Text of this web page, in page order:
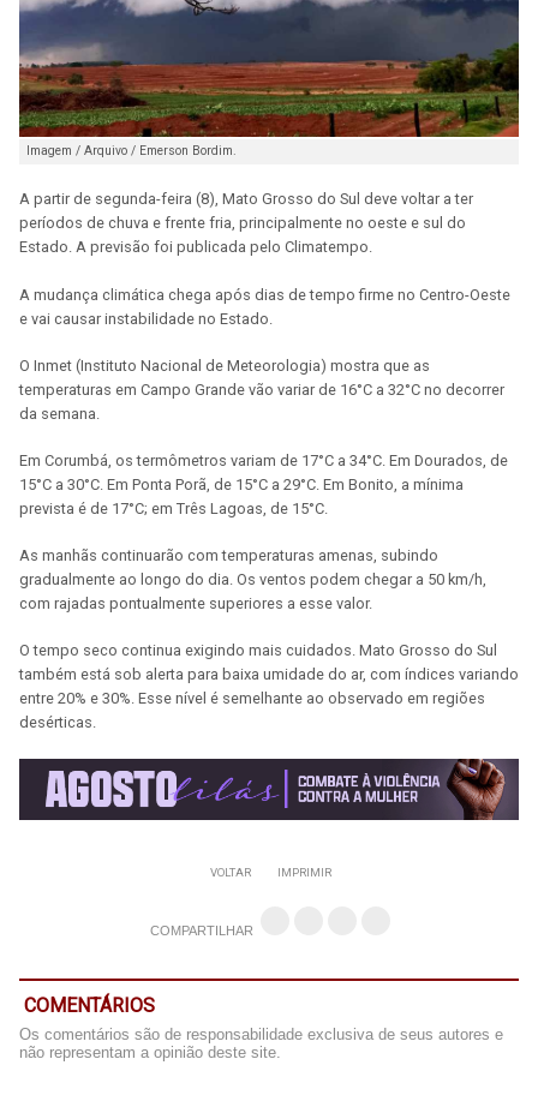
Imagem / Arquivo / Emerson Bordim.
A partir de segunda-feira (8), Mato Grosso do Sul deve voltar a ter
períodos de chuva e frente fria, principalmente no oeste e sul do
Estado. A previsão foi publicada pelo Climatempo.
A mudança climática chega após dias de tempo firme no Centro-Oeste
e vai causar instabilidade no Estado.
O Inmet (Instituto Nacional de Meteorologia) mostra que as
temperaturas em Campo Grande vão variar de 16°C a 32°C no decorrer
da semana.
Em Corumbá, os termômetros variam de 17°C a 34°C. Em Dourados, de
15°C a 30°C. Em Ponta Porã, de 15°C a 29°C. Em Bonito, a mínima
prevista é de 17°C; em Três Lagoas, de 15°C.
As manhãs continuarão com temperaturas amenas, subindo
gradualmente ao longo do dia. Os ventos podem chegar a 50 km/h,
com rajadas pontualmente superiores a esse valor.
O tempo seco continua exigindo mais cuidados. Mato Grosso do Sul
também está sob alerta para baixa umidade do ar, com índices variando
entre 20% e 30%. Esse nível é semelhante ao observado em regiões
desérticas.
VOLTAR IMPRIMIR
COMPARTILHAR
COMENTÁRIOS
Os comentários são de responsabilidade exclusiva de seus autores e
não representam a opinião deste site.